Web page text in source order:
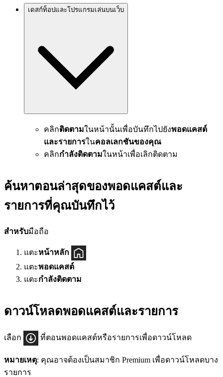
เดสก์ท็อปและโปรแกรมเล่นบนเว็บ
คลิกติดตามในหน้านั้นเพื่อบันทึกไปยังพอดแคสต์
และรายการในคอลเลกชันของคุณ
คลิกกำลังติดตามในหน้าเพื่อเลิกติดตาม
ค้นหาตอนล่าสุดของพอดแคสต์และ
รายการที่คุณบันทึกไว้
สำหรับมือถือ
แตะหน้าหลัก
แตะพอดแคสต์
แตะกำลังติดตาม
ดาวน์โหลดพอดแคสต์และรายการ
เลือก ที่ตอนพอดแคสต์หรือรายการเพื่อดาวน์โหลด
หมายเหตุ: คุณอาจต้องเป็นสมาชิก Premium เพื่อดาวน์โหลดบาง
รายการ